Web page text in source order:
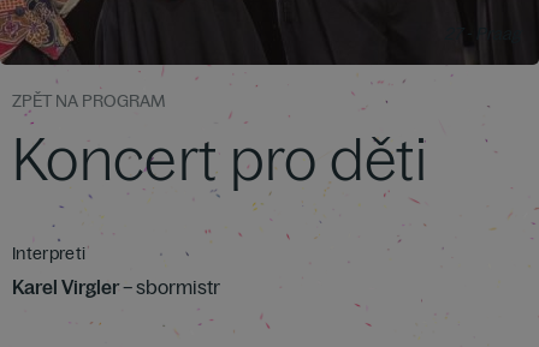
ZPĚT NA PROGRAM
Koncert pro děti
Interpreti
Karel Virgler– sbormistr